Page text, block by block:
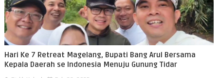
Hari Ke 7 Retreat Magelang, Bupati Bang Arul Bersama
Kepala Daerah se Indonesia Menuju Gunung Tidar